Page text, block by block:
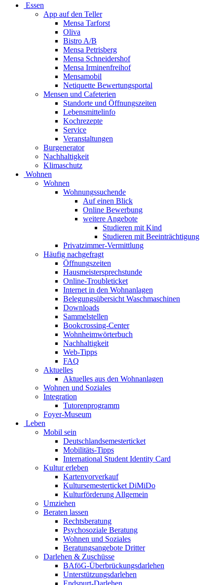
Essen
App auf den Teller
Mensa Tarforst
Oliva
Bistro A/B
Mensa Petrisberg
Mensa Schneidershof
Mensa Irminenfreihof
Mensamobil
Netiquette Bewertungsportal
Mensen und Cafeterien
Standorte und Öffnungszeiten
Lebensmittelinfo
Kochrezepte
Service
Veranstaltungen
Burgenerator
Nachhaltigkeit
Klimaschutz
Wohnen
Wohnen
Wohnungssuchende
Auf einen Blick
Online Bewerbung
weitere Angebote
Studieren mit Kind
Studieren mit Beeinträchtigung
Privatzimmer-Vermittlung
Häufig nachgefragt
Öffnungszeiten
Hausmeistersprechstunde
Online-Troubleticket
Internet in den Wohnanlagen
Belegungsübersicht Waschmaschinen
Downloads
Sammelstellen
Bookcrossing-Center
Wohnheimwörterbuch
Nachhaltigkeit
Web-Tipps
FAQ
Aktuelles
Aktuelles aus den Wohnanlagen
Wohnen und Soziales
Integration
Tutorenprogramm
Foyer-Museum
Leben
Mobil sein
Deutschlandsemesterticket
Mobilitäts-Tipps
International Student Identity Card
Kultur erleben
Kartenvorverkauf
Kultursemesterticket DiMiDo
Kulturförderung Allgemein
Umziehen
Beraten lassen
Rechtsberatung
Psychosoziale Beratung
Wohnen und Soziales
Beratungsangebote Dritter
Darlehen & Zuschüsse
BAföG-Überbrückungsdarlehen
Unterstützungsdarlehen
Endspurt-Darlehen